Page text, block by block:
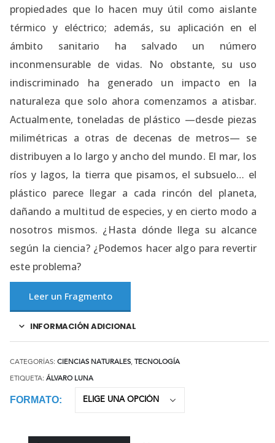
propiedades que lo hacen muy útil como aislante
térmico y eléctrico; además, su aplicación en el
ámbito sanitario ha salvado un número
inconmensurable de vidas. No obstante, su uso
indiscriminado ha generado un impacto en la
naturaleza que solo ahora comenzamos a atisbar.
Actualmente, toneladas de plástico —desde piezas
milimétricas a otras de decenas de metros— se
distribuyen a lo largo y ancho del mundo. El mar, los
ríos y lagos, la tierra que pisamos, el subsuelo… el
plástico parece llegar a cada rincón del planeta,
dañando a multitud de especies, y en cierto modo a
nosotros mismos. ¿Hasta dónde llega su alcance
según la ciencia? ¿Podemos hacer algo para revertir
este problema?
Leer un Fragmento
INFORMACIÓN ADICIONAL
CATEGORÍAS: CIENCIAS NATURALES, TECNOLOGÍA
ETIQUETA: ÁLVARO LUNA
FORMATO